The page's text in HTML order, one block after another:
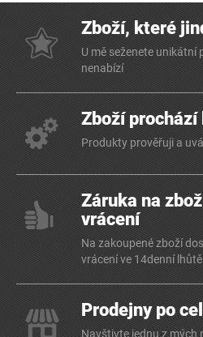
Zboží, které
U mě seženete unikátní
nenabízí
Zboží
Produkty prověřuji a
Záruka na
vrácení
Na zakoupené zboží
vrácení ve 14denní lhůtě
Prodejny po
Navštivte jednu z mých